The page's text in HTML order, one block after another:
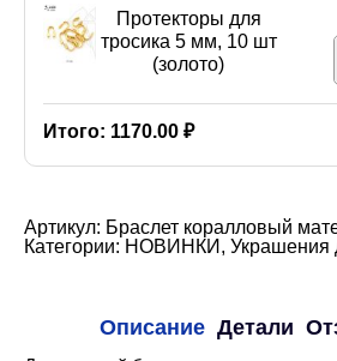
Протекторы для
тросика 5 мм, 10 шт
(золото)
Итого: 1170.00 ₽
Артикул: Браслет коралловый
Категории: НОВИНКИ , Украшения
Описание Детали